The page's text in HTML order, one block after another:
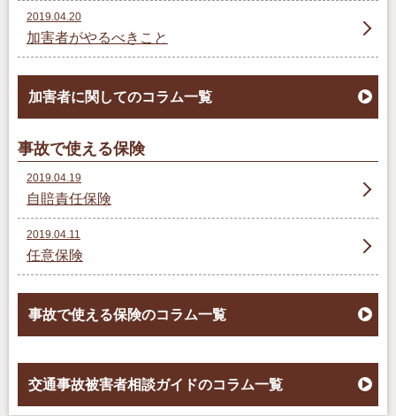
2019.04.20
加害者がやるべきこと
加害者に関してのコラム一覧
事故で使える保険
2019.04.19
自賠責任保険
2019.04.11
任意保険
事故で使える保険のコラム一覧
交通事故被害者相談ガイドのコラム一覧